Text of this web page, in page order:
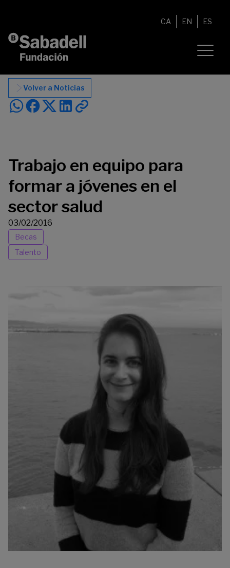
CA EN ES
Volver a Noticias
Trabajo en equipo para
formar a jóvenes en el
sector salud
03/02/2016
Becas
Talento